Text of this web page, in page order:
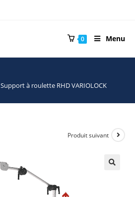
0 Menu
Support à roulette RHD VARIOLOCK
Produit suivant